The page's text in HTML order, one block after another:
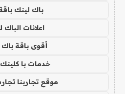
باك لينك باقة
اعلانات الباك
أقوى باقة
خدمات با كلينك 2026
موقع تجاربنا